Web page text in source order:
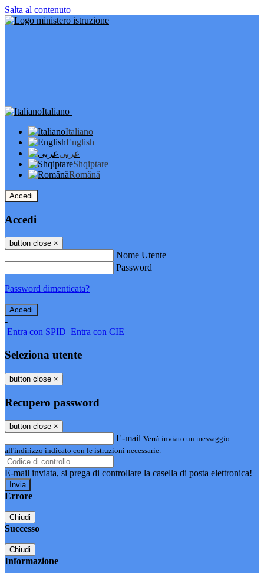
Salta al contenuto
Italiano
Italiano
English
عربى
Shqiptare
Română
Accedi
Accedi
button close ×
Nome Utente
Password
Password dimenticata?
-
Entra con SPID Entra con CIE
Seleziona utente
button close ×
Recupero password
button close ×
E-mail Verrà inviato un messaggio
all'indirizzo indicato con le istruzioni necessarie.
E-mail inviata, si prega di controllare la casella di posta elettronica!
Errore
Chiudi
Successo
Chiudi
Informazione